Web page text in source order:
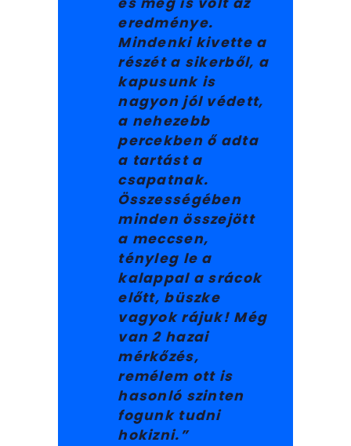
eredménye.
Mindenki kivette a
részét a sikerből, a
kapusunk is
nagyon jól védett,
a nehezebb
percekben ő adta
a tartást a
csapatnak.
Összességében
minden összejött
a meccsen,
tényleg le a
kalappal a srácok
előtt, büszke
vagyok rájuk! Még
van 2 hazai
mérkőzés,
remélem ott is
hasonló szinten
fogunk tudni
hokizni.”